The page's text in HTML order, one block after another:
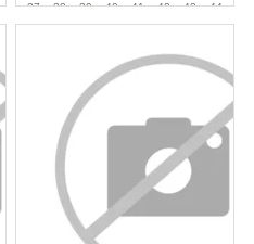
37 38 39 40 41 42 43 44
Revendedor)
6 x de
Cat:
COMPRAR